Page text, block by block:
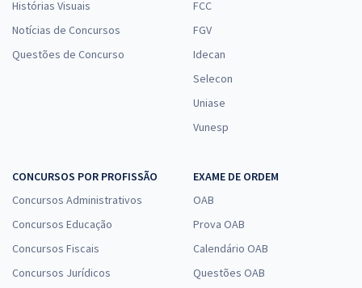
Histórias Visuais
Notícias de Concursos
Questões de Concurso
FCC
FGV
Idecan
Selecon
Uniase
Vunesp
CONCURSOS POR PROFISSÃO
Concursos Administrativos
Concursos Educação
Concursos Fiscais
Concursos Jurídicos
EXAME DE ORDEM
OAB
Prova OAB
Calendário OAB
Questões OAB